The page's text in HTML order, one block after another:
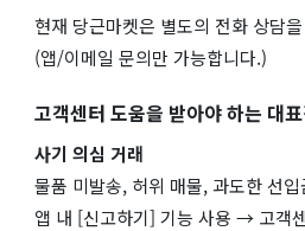
현재 당근마켓은 별도의 전화 상담
(앱/이메일 문의만 가능합니다.)
고객센터 도움을 받아야 하는 대
사기 의심 거래
물품 미발송, 허위 매물, 과도한 선
앱 내 [신고하기] 기능 사용 → 고객